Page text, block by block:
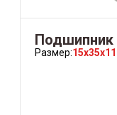
Подшипник
Размер: